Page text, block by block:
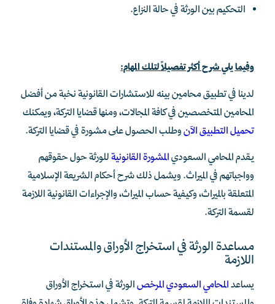
التحكيم بين الورثة في حالة النزاع.
وفيما يلي شرح أكثر تفصيلاً لتلك المهام:
لدينا في تطبيق محامين بينه للاستشارات القانونية نخبة من أفضل
المحامين المتخصصين في كافة المجالات، ومنها قضايا التركة، ويمكنك
تحميل التطبيق الآنوطلب الحصول على مشورة في قضايا التركة.
يقدم المحامي السعوديالمشورة القانونيةللورثة حول حقوقهم
وواجباتهم في الميراث. ويشمل ذلك شرح أحكام الشريعة الإسلامية
المتعلقة بالميراث، وكيفية حساب الميراث، والإجراءات القانونية اللازمة
لقسمة التركة.
مساعدة الورثة في استخراج الأوراق والمستندات
اللازمة
يساعدالمحامي السعودي المرخصالورثة في استخراج الأوراق